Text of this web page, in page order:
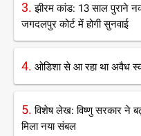
3.झीरम कांड: 13 साल पुराने
जगदलपुर कोर्ट में होगी सुनवाई
4. ओडिशा से आ रहा था अवैध
5.विशेष लेख: विष्णु सरकार ने
मिला नया संबल